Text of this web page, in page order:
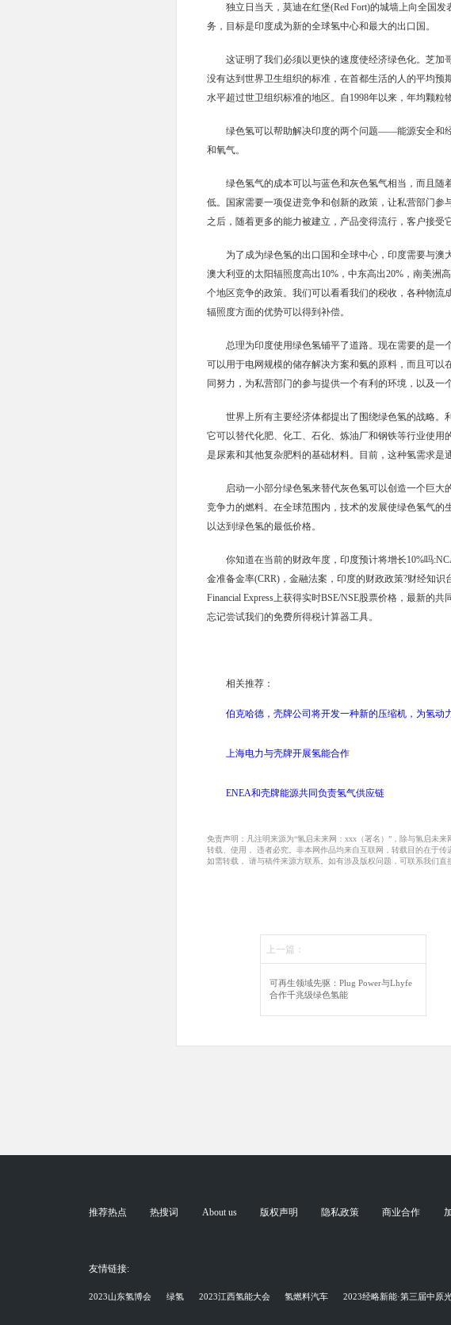
独立日当天，莫迪在红堡(Red Fort)的城墙上向全国
务，目标是印度成为新的全球氢中心和最大的出口国。
这证明了我们必须以更快的速度使经济绿色化。芝
没有达到世界卫生组织的标准，在首都生活的人的平均预
水平超过世卫组织标准的地区。自1998年以来，年均颗粒
绿色氢可以帮助解决印度的两个问题——能源安全和
和氧气。
绿色氢气的成本可以与蓝色和灰色氢气相当，而且
低。国家需要一项促进竞争和创新的政策，让私营部门参
之后，随着更多的能力被建立，产品变得流行，客户接受它
为了成为绿色氢的出口国和全球中心，印度需要与澳
澳大利亚的太阳辐照度高出10%，中东高出20%，南美洲
个地区竞争的政策。我们可以看看我们的税收，各种物
辐照度方面的优势可以得到补偿。
总理为印度使用绿色氢铺平了道路。现在需要的是
可以用于电网规模的储存解决方案和氨的原料，而且可
同努力，为私营部门的参与提供一个有利的环境，以及一
世界上所有主要经济体都提出了围绕绿色氢的战略。
它可以替代化肥、化工、石化、炼油厂和钢铁等行业使
是尿素和其他复杂肥料的基础材料。目前，这种氢需求是
启动一小部分绿色氢来替代灰色氢可以创造一个巨
竞争力的燃料。 在全球范围内，技术的发展使绿色氢气的
以达到绿色氢的最低价格。
你知道在当前的财政年度，印度预计将增长10%吗
金准备金率(CRR)，金融法案，印度的财政政策?财经知
Financial Express上获得实时BSE/NSE股票价格，最新的
忘记尝试我们的免费所得税计算器工具。
相关推荐：
伯克哈德，壳牌公司将开发一种新的压缩机，为氢动
上海电力与壳牌开展氢能合作
ENEA和壳牌能源共同负责氢气供应链
免责声明：凡注明来源为“氢启未来网：xxx（署名）”，除与氢启未
转载、使用， 违者必究。非本网作品均来自互联网，转载目的在于
如需转载， 请与稿件来源方联系。如有涉及版权问题，可联系我们直
上一篇：
可再生领域先驱：Plug Power与Lhyfe
合作千兆级绿色氢能
推荐热点 热搜词 About us 版权声明 隐私政策 商业合作
友情链接:
2023山东氢博会 绿氢 2023江西氢能大会 氢燃料汽车 2023经略新能·第三届中原